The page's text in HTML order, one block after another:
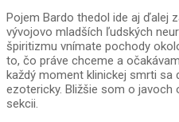
Pojem Bardo thedol ide aj ďalej
vývojovo mladších ľudských
špiritizmu vnímate pochody
to, čo práve chceme a
každý moment klinickej smrti
ezotericky. Bližšie som o
sekcii.